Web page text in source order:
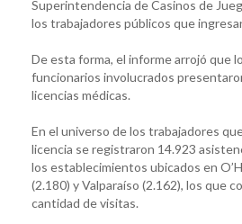
Superintendencia de Casinos de
los trabajadores públicos que
De esta forma, el informe arrojó que
funcionarios involucrados
licencias médicas.
En el universo de los trabajadores
licencia se registraron 14.923
los establecimientos ubicados en
(2.180) y Valparaíso (2.162), los que
cantidad de visitas.